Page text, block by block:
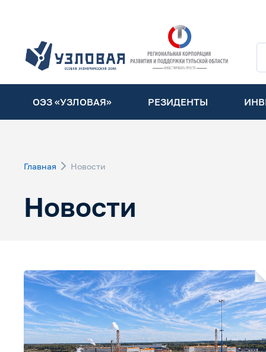
ОЭЗ «УЗЛОВАЯ» РЕЗИДЕНТЫ
Главная Новости
Новости